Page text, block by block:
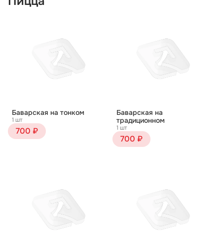
Баварская на тонком
1 шт
700 ₽
Баварская на
традиционном
1 шт
700 ₽